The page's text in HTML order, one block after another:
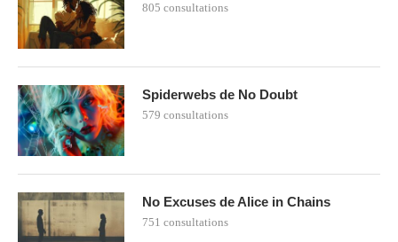
805 consultations
Spiderwebs de No Doubt
579 consultations
No Excuses de Alice in Chains
751 consultations